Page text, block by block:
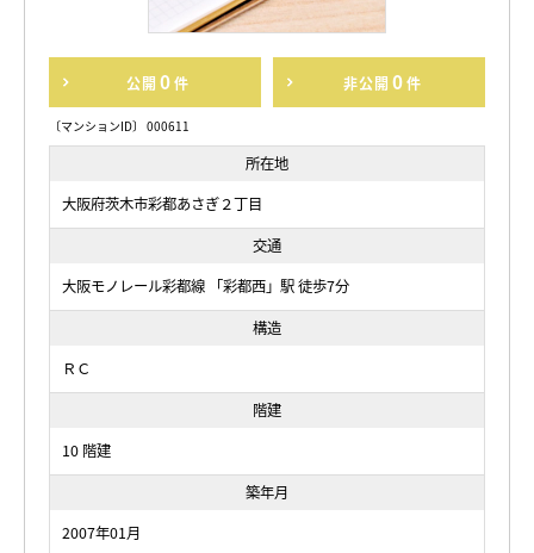
公開 0件 非公開 0件
〔マンションID〕 000611
所在地
大阪府茨木市彩都あさぎ２丁目
交通
大阪モノレール彩都線 「彩都西」駅 徒歩7分
構造
ＲＣ
階建
10 階建
築年月
2007年01月